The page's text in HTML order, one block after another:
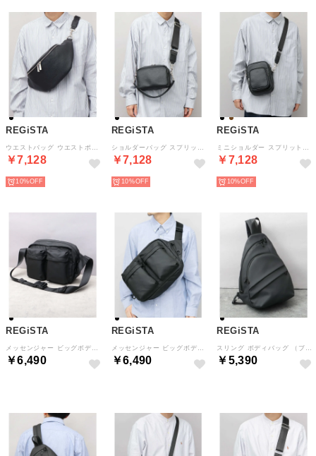
REGiSTA
￥7,128
10%
REGiSTA
￥7,128
10%
REGiSTA
￥7,128
10%
REGiSTA
￥6,490
REGiSTA
￥6,490
REGiSTA
￥5,390